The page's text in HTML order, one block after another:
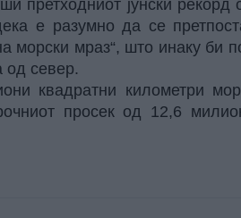
претходниот јунски рекорд
е разумно да се
морски мраз“, што инаку би
од север.
квадратни километри
просек од 12,6